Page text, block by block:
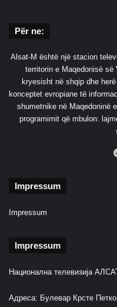
Për ne:
Alsat-M është një stacion
territorin e Maqedonisë
kryesisht në shqip dhe
konceptet evropiane të
shumetnike në Maqedoninë
programimit që mbulon:
Impressum
Impressum
Impressum
Национална телевизија
Адреса: Булевар Крсте